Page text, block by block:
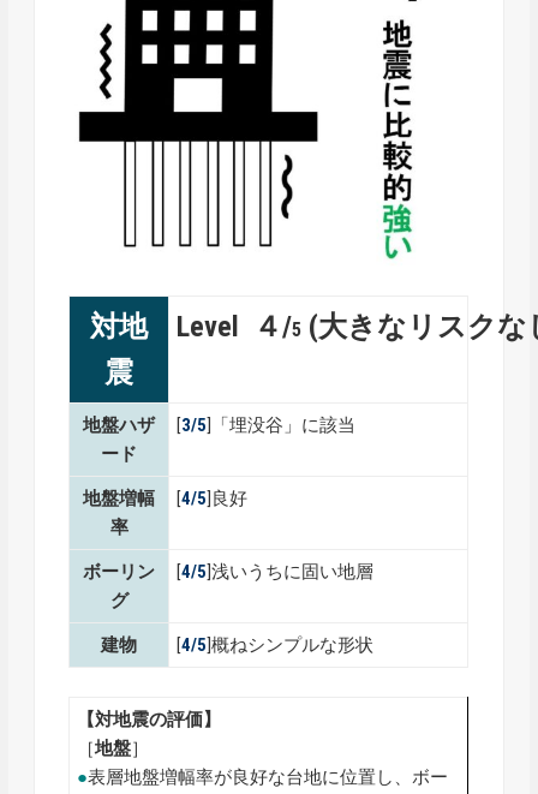
対地
震
Level ４/5 (大きなリスクな
地盤ハザ
ード
[3/5]「埋没谷」に該当
地盤増幅
率
[4/5]良好
ボーリン
グ
[4/5]浅いうちに固い地層
建物 [4/5]概ねシンプルな形状
【対地震の評価】
［地盤］
●表層地盤増幅率が良好な台地に位置し、ボー